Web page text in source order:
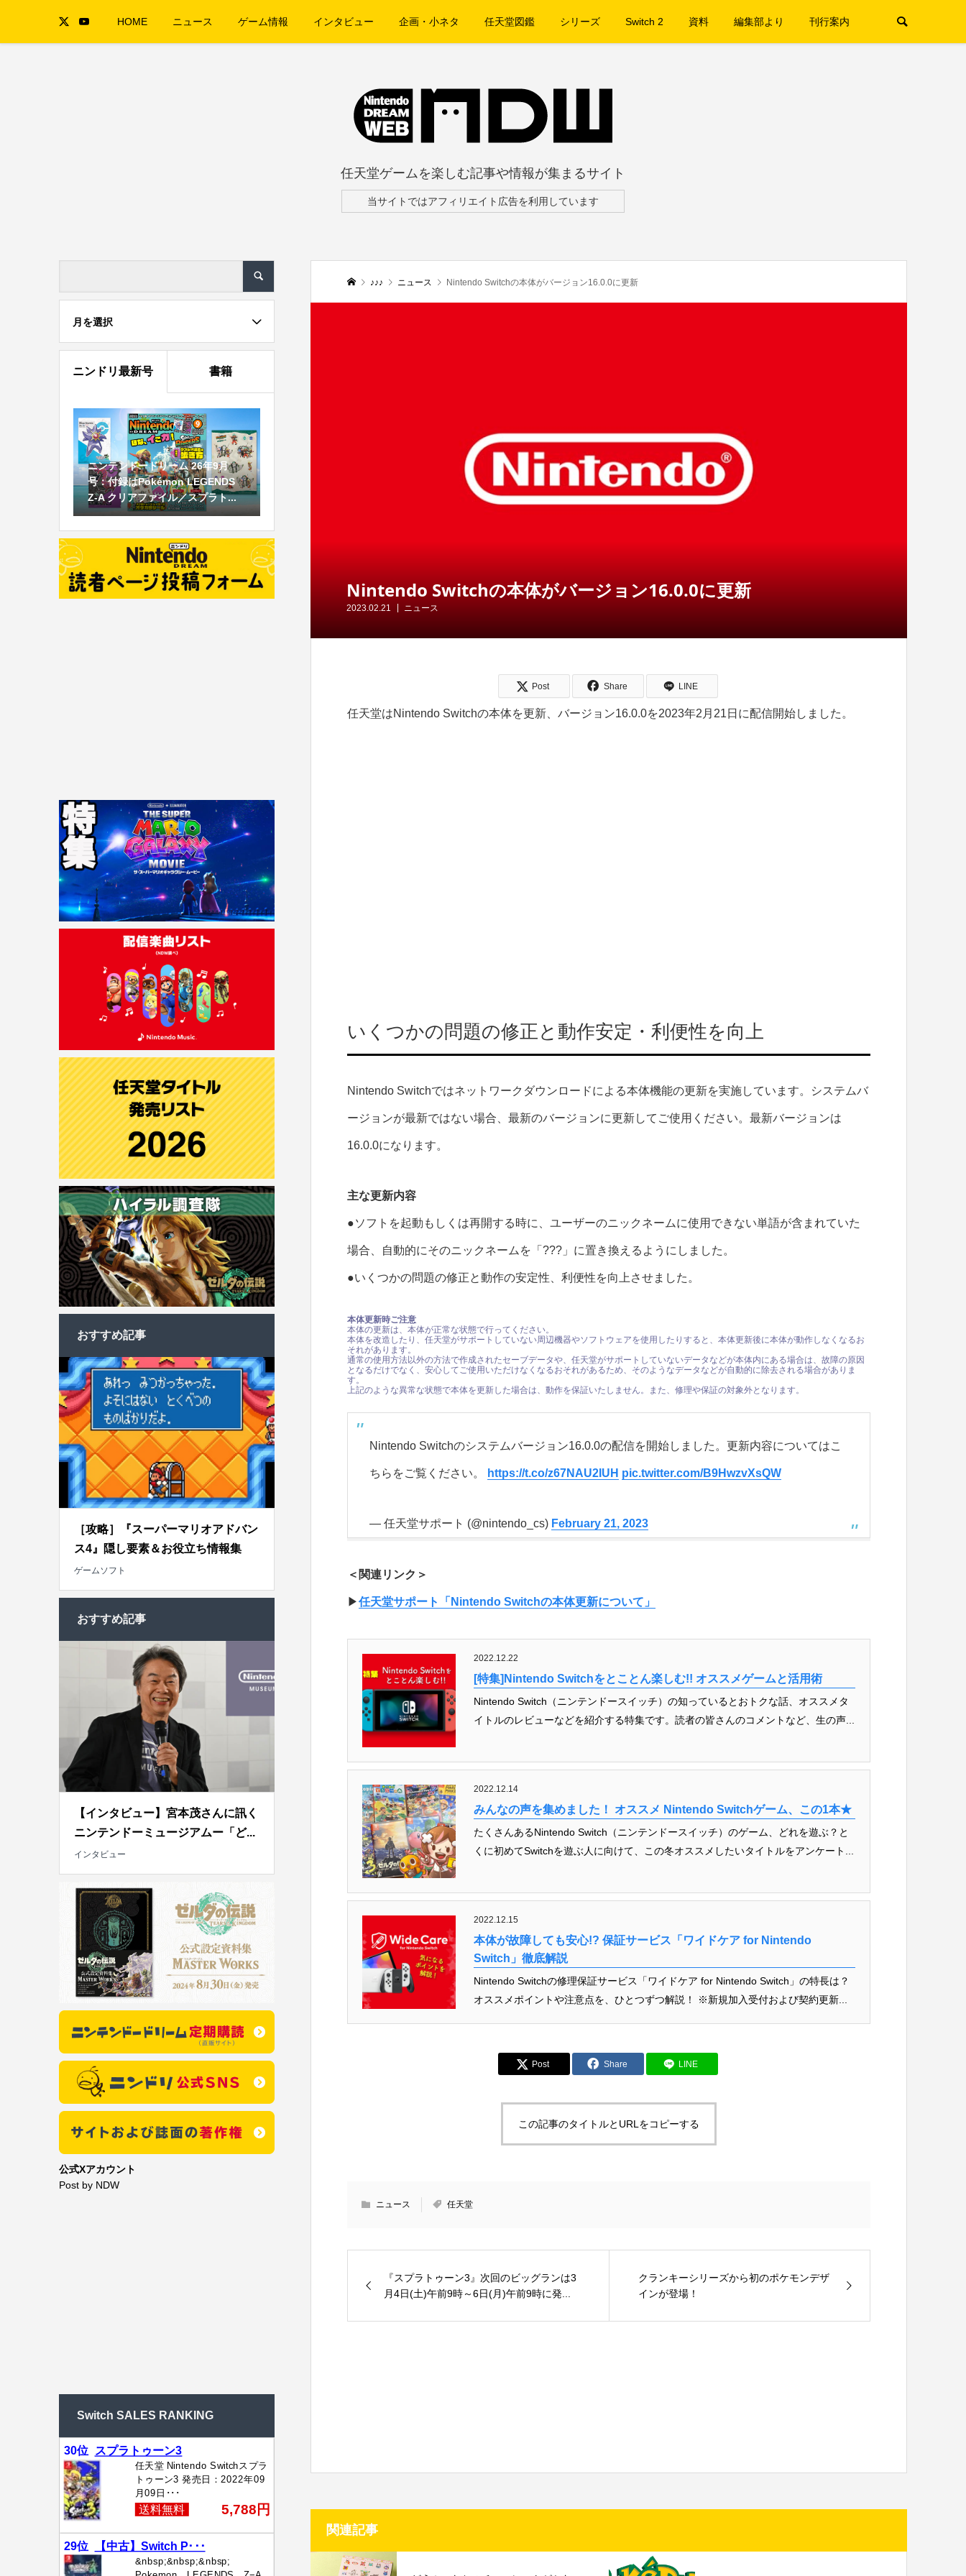
HOME ニュース ゲーム情報 インタビュー 企画・小ネタ 任天堂図鑑 シリーズ Switch 2 資料 編集部より 刊行案内
任天堂ゲームを楽しむ記事や情報が集まるサイト
当サイトではアフィリエイト広告を利用しています
♪♪♪ ニュース Nintendo Switchの本体がバージョン16.0.0に更新
Nintendo Switchの本体がバージョン16.0.0に更新
2023.02.21 ニュース
Post Share LINE
任天堂はNintendo Switchの本体を更新、バージョン16.0.0を2023年2月21日に配信開始しました。
いくつかの問題の修正と動作安定・利便性を向上
Nintendo Switchではネットワークダウンロードによる本体機能の更新を実施しています。システムバ
ージョンが最新ではない場合、最新のバージョンに更新してご使用ください。最新バージョンは
16.0.0になります。
主な更新内容
●ソフトを起動もしくは再開する時に、ユーザーのニックネームに使用できない単語が含まれていた
場合、自動的にそのニックネームを「???」に置き換えるようにしました。
●いくつかの問題の修正と動作の安定性、利便性を向上させました。
本体更新時ご注意
本体の更新は、本体が正常な状態で行ってください。
本体を改造したり、任天堂がサポートしていない周辺機器やソフトウェアを使用したりすると、本体更新後に本体が動作しなくなるお
それがあります。
通常の使用方法以外の方法で作成されたセーブデータや、任天堂がサポートしていないデータなどが本体内にある場合は、故障の原因
となるだけでなく、安心してご使用いただけなくなるおそれがあるため、そのようなデータなどが自動的に除去される場合がありま
す。
上記のような異常な状態で本体を更新した場合は、動作を保証いたしません。また、修理や保証の対象外となります。
Nintendo Switchのシステムバージョン16.0.0の配信を開始しました。更新内容についてはこ
ちらをご覧ください。 https://t.co/z67NAU2IUH pic.twitter.com/B9HwzvXsQW
— 任天堂サポート (@nintendo_cs) February 21, 2023
＜関連リンク＞
▶︎任天堂サポート「Nintendo Switchの本体更新について」
2022.12.22
[特集]Nintendo Switchをとことん楽しむ!! オススメゲームと活用術
Nintendo Switch（ニンテンドースイッチ）の知っているとおトクな話、オススメタ
イトルのレビューなどを紹介する特集です。読者の皆さんのコメントなど、生の声...
2022.12.14
みんなの声を集めました！ オススメ Nintendo Switchゲーム、この1本★
たくさんあるNintendo Switch（ニンテンドースイッチ）のゲーム、どれを遊ぶ？と
くに初めてSwitchを遊ぶ人に向けて、この冬オススメしたいタイトルをアンケート...
2022.12.15
本体が故障しても安心!? 保証サービス「ワイドケア for Nintendo
Switch」徹底解説
Nintendo Switchの修理保証サービス「ワイドケア for Nintendo Switch」の特長は？
オススメポイントや注意点を、ひとつずつ解説！ ※新規加入受付および契約更新...
Post Share LINE
この記事のタイトルとURLをコピーする
ニュース 任天堂
『スプラトゥーン3』次回のビッグランは3
月4日(土)午前9時～6日(月)午前9時に発...
クランキーシリーズから初のポケモンデザ
インが登場！
関連記事
月を選択
ニンドリ最新号 書籍
ニンテンドードリーム 26年9月
号：付録はPokémon LEGENDS
Z-A クリアファイル／スプラト...
おすすめ記事
［攻略］『スーパーマリオアドバン
ス4』隠し要素＆お役立ち情報集
ゲームソフト
おすすめ記事
【インタビュー】宮本茂さんに訊く
ニンテンドーミュージアムー「ど...
インタビュー
公式Xアカウント
Post by NDW
Switch SALES RANKING